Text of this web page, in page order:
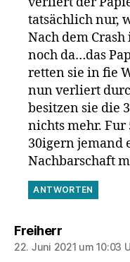
tatsächlich nur,
Nach dem
noch da…das
retten sie in fie
nun verliert
besitzen sie die
nichts mehr.
30igern jemand
Nachbarschaft
ANTWORTEN
Freiherrsagt:
22. Juni 2021 um 10:03